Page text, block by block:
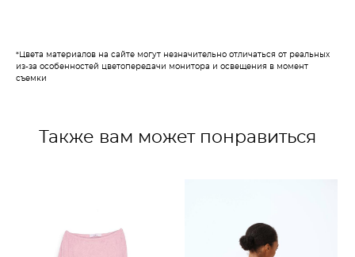
*Цвета материалов на сайте могут незначительно отличаться от реальных
из-за особенностей цветопередачи монитора и освещения в момент
съемки
Также вам может понравиться